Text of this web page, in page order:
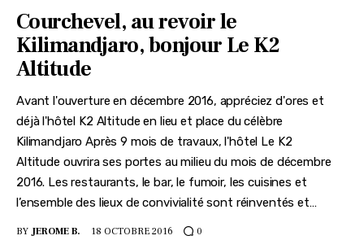
Courchevel, au revoir le
Kilimandjaro, bonjour Le K2
Altitude
Avant l'ouverture en décembre 2016, appréciez d'ores et
déjà l'hôtel K2 Altitude en lieu et place du célèbre
Kilimandjaro Après 9 mois de travaux, l'hôtel Le K2
Altitude ouvrira ses portes au milieu du mois de décembre
2016. Les restaurants, le bar, le fumoir, les cuisines et
l’ensemble des lieux de convivialité sont réinventés et…
BY JEROME B. 18 OCTOBRE 2016 0